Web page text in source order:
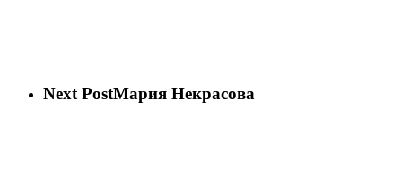
Next PostМария Некрасова